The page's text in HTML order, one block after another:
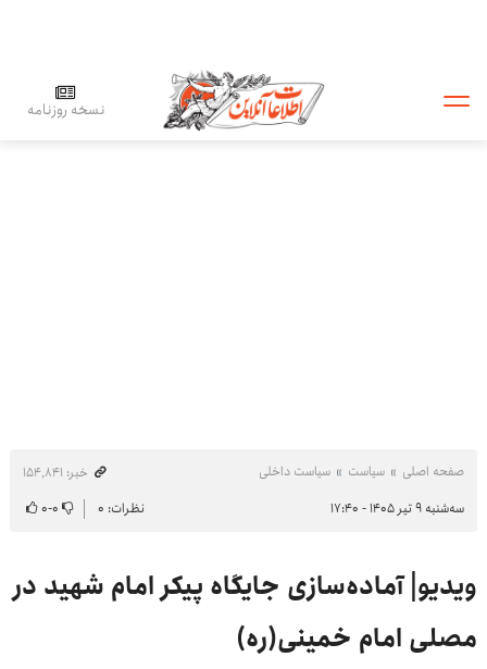
نسخه روزنامه
صفحه اصلی سیاست سیاست داخلی
خبر: ۱۵۴٬۸۴۱
سه‌شنبه ۹ تیر ۱۴۰۵ - ۱۷:۴۰
نظرات: ۰ ۰-۰
ویدیو| آماده‌سازی جایگاه پیکر امام شهید در
مصلی امام خمینی(ره)